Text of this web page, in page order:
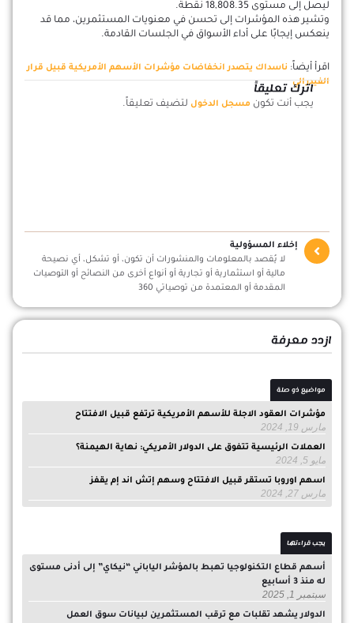
ليصل إلى مستوى 18,808.35 نقطة.
وتشير هذه المؤشرات إلى تحسن في معنويات المستثمرين، مما قد
ينعكس إيجابًا على أداء الأسواق في الجلسات القادمة.
اقرأ أيضاً: ناسداك يتصدر انخفاضات مؤشرات الأسهم الأمريكية قبيل قرار
الفيدرالي
اترك تعليقاً
يجب أنت تكون مسجل الدخول لتضيف تعليقاً.
إخلاء المسؤولية
لا يُقصد بالمعلومات والمنشورات أن تكون، أو تشكل، أي نصيحة
مالية أو استثمارية أو تجارية أو أنواع أخرى من النصائح أو التوصيات
المقدمة أو المعتمدة من توصياتي 360
ازدد معرفة
مواضيع ذو صلة
مؤشرات العقود الاجلة للأسهم الأمريكية ترتفع قبيل الافتتاح
مارس 19, 2024
العملات الرئيسية تتفوق على الدولار الأمريكي: نهاية الهيمنة؟
مايو 5, 2024
اسهم اوروبا تستقر قبيل الافتتاح وسهم إتش اند إم يقفز
مارس 27, 2024
يجب قراءتها
أسهم قطاع التكنولوجيا تهبط بالمؤشر الياباني “نيكاي” إلى أدنى مستوى
له منذ 3 أسابيع
سبتمبر 1, 2025
الدولار يشهد تقلبات مع ترقب المستثمرين لبيانات سوق العمل